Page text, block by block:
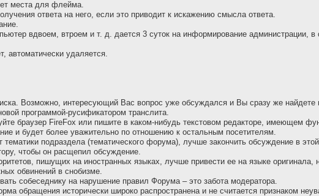
места для флейма.
ответа на него, если это приводит к искажению смысла ответа.
вдвоем, втроем и т. д. дается 3 суток на информирование администрации,
автоматически удаляется.
Возможно, интересующий Вас вопрос уже обсуждался и Вы сразу же найдете
программой-русификатором транслита.
браузер FireFox или пишите в каком-нибудь текстовом редакторе, имеющем
и будет более уважительно по отношению к остальным посетителям.
подраздела (тематического форума), лучше закончить обсуждение в
чтобы он расщепил обсуждение.
пишущих на иностранных языках, лучше привести ее на языке
обвинений в снобизме.
собеседнику на наpушение пpавил Форума – это забота модеpатоpа.
обращения исторически широко распространена и не считается признаком